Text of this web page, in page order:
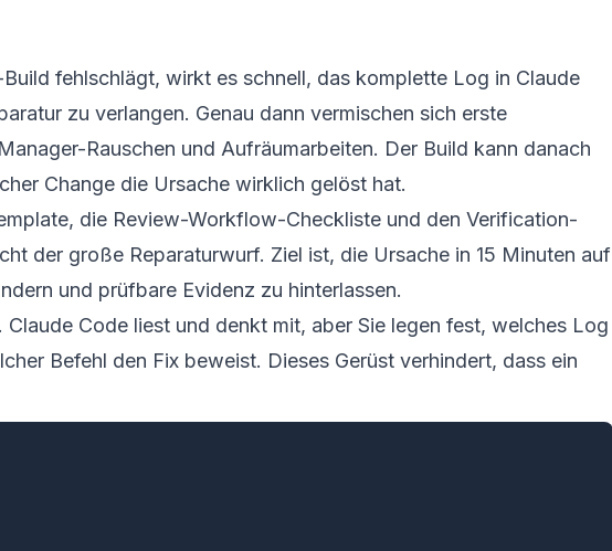
fehlschlägt, wirkt es schnell, das komplette Log in Claude
zu verlangen. Genau dann vermischen sich erste
Rauschen und Aufräumarbeiten. Der Build kann danach
Change die Ursache wirklich gelöst hat.
, die Review-Workflow-Checkliste und den Verification-
der große Reparaturwurf. Ziel ist, die Ursache in 15 Minuten auf
und prüfbare Evidenz zu hinterlassen.
Code liest und denkt mit, aber Sie legen fest, welches Log
Befehl den Fix beweist. Dieses Gerüst verhindert, dass ein